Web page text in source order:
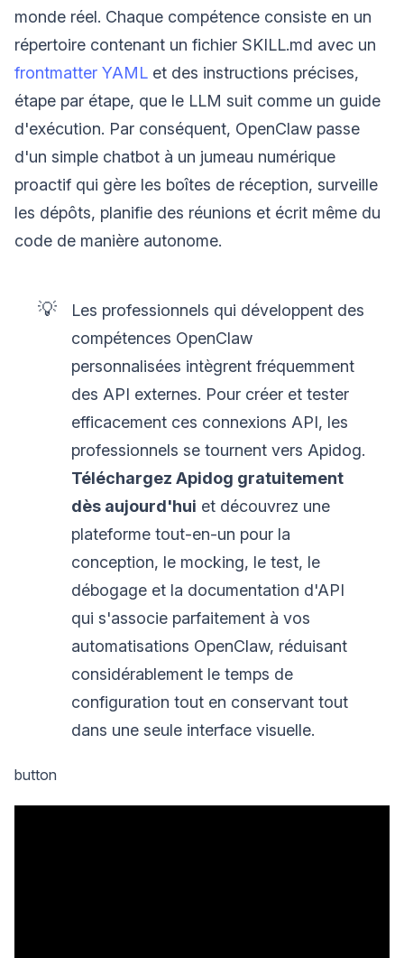
monde réel. Chaque compétence consiste en un
répertoire contenant un fichier SKILL.md avec un
frontmatter YAML et des instructions précises,
étape par étape, que le LLM suit comme un guide
d'exécution. Par conséquent, OpenClaw passe
d'un simple chatbot à un jumeau numérique
proactif qui gère les boîtes de réception, surveille
les dépôts, planifie des réunions et écrit même du
code de manière autonome.
💡
Les professionnels qui développent des
compétences OpenClaw
personnalisées intègrent fréquemment
des API externes. Pour créer et tester
efficacement ces connexions API, les
professionnels se tournent vers Apidog.
Téléchargez Apidog gratuitement
dès aujourd'hui et découvrez une
plateforme tout-en-un pour la
conception, le mocking, le test, le
débogage et la documentation d'API
qui s'associe parfaitement à vos
automatisations OpenClaw, réduisant
considérablement le temps de
configuration tout en conservant tout
dans une seule interface visuelle.
button